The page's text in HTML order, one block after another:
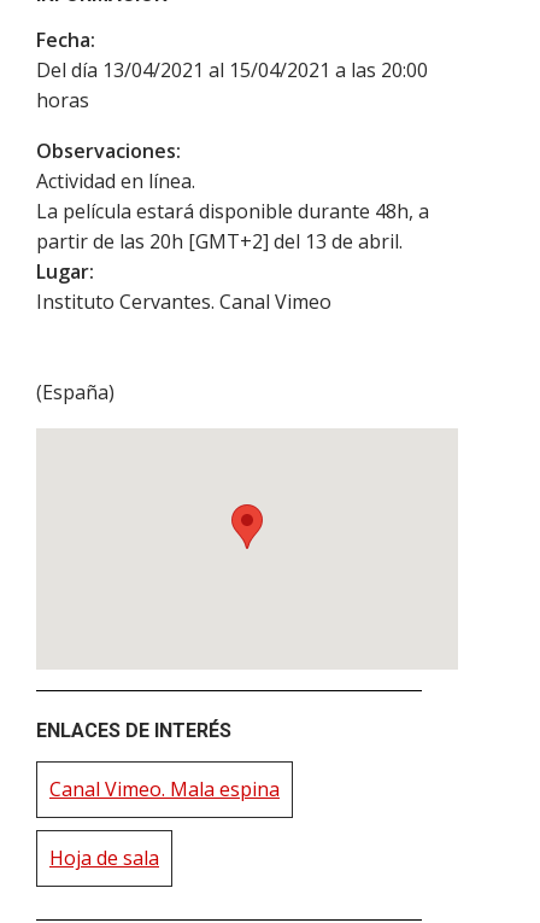
Fecha:
Del día 13/04/2021 al 15/04/2021 a las 20:00
horas
Observaciones:
Actividad en línea.
La película estará disponible durante 48h, a
partir de las 20h [GMT+2] del 13 de abril.
Lugar:
Instituto Cervantes. Canal Vimeo
(España)
ENLACES DE INTERÉS
Canal Vimeo. Mala espina
Hoja de sala